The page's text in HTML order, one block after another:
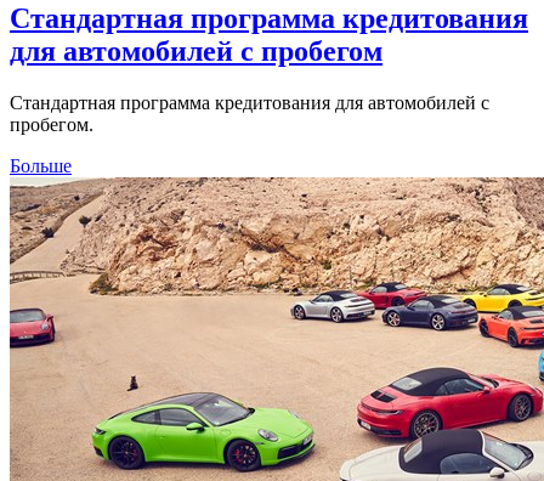
Стандартная программа кредитования
для автомобилей с пробегом
Стандартная программа кредитования для автомобилей с
пробегом.
Больше